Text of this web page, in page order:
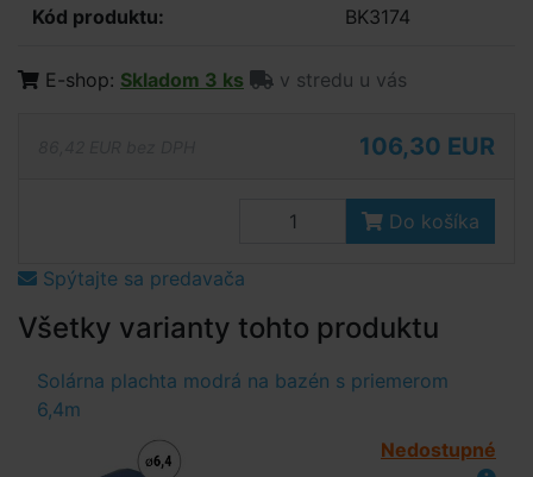
Kód produktu: BK3174
E-shop: Skladom 3 ks v stredu u vás
106,30 EUR
Do košíka
Spýtajte sa predavača
Všetky varianty tohto produktu
Solárna plachta modrá na bazén s priemerom
6,4m
Nedostupné